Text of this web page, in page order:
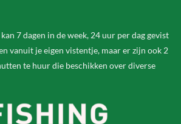
7 dagen in de week, 24 uur per dag gevist
vanuit je eigen vistentje, maar er zijn ook 2
te huur die beschikken over diverse